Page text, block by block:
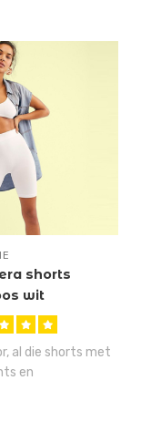
shorts
wit
al die shorts met
en
maar wat